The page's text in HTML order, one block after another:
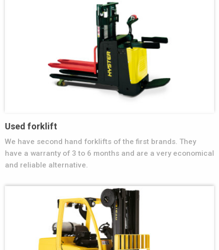
Used forklift
We have second hand forklifts of the first brands. They
have a warranty of 3 to 6 months and are a very economical
and reliable alternative.